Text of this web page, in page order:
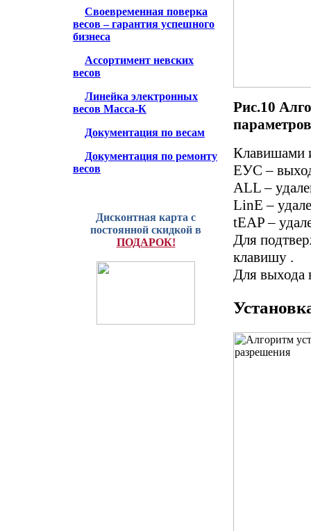
Своевременная поверка
весов – гарантия успешного
бизнеса
Ассортимент невских
весов
Линейка электронных
весов Масса-К
Документация по весам
Документация по ремонту
весов
Дисконтная карта с
постоянной скидкой в
ПОДАРОК!
Рис.10
параметров
Клавишами
EУС –
ALL –
LinE –
tEAP –
Для
клавишу .
Для выхода